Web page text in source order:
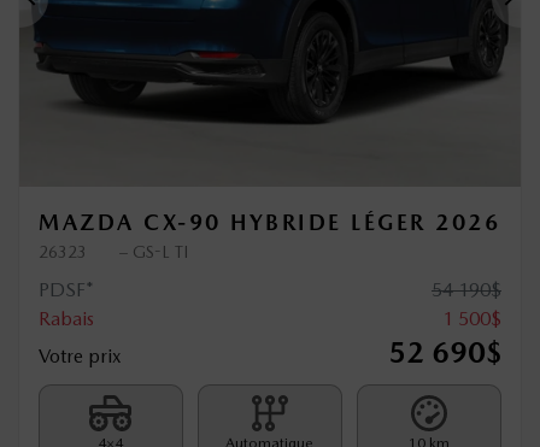
Précédent
MAZDA CX-90 HYBRIDE LÉGER 2026
26323 – GS-L TI
PDSF* 54 190$
Rabais
1 500$
Votre prix
52 690$